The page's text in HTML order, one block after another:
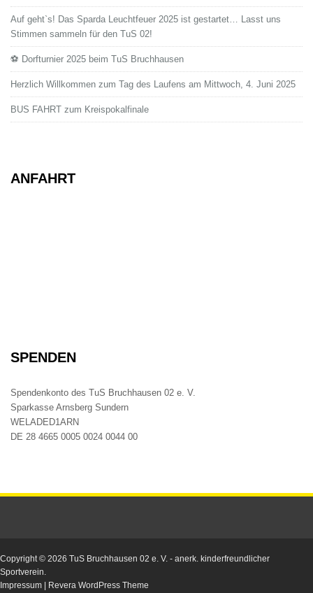
Auf geht`s! Das Sparda Leuchtfeuer 2025 ist gestartet… Lasst uns
Stimmen sammeln für den TuS 02!
⚽ Dorfturnier 2025 beim TuS Bruchhausen
Herzlich Willkommen zum Tag des Laufens am Mittwoch, 4. Juni 2025
BUS FAHRT zum Kreispokalfinale
ANFAHRT
SPENDEN
Spendenkonto des TuS Bruchhausen 02 e. V.
Sparkasse Arnsberg Sundern
WELADED1ARN
DE 28 4665 0005 0024 0044 00
Copyright © 2026 TuS Bruchhausen 02 e. V. - anerk. kinderfreundlicher
Sportverein.
Impressum | Revera WordPress Theme